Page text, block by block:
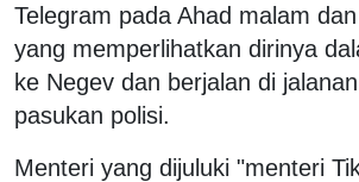
Telegram pada Ahad malam
yang memperlihatkan dirinya
ke Negev dan berjalan di
pasukan polisi.
Menteri yang dijuluki "menteri